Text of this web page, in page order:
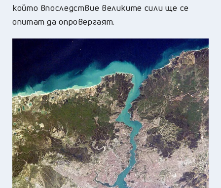
който впоследствие великите сили ще се
опитат да опровергаят.